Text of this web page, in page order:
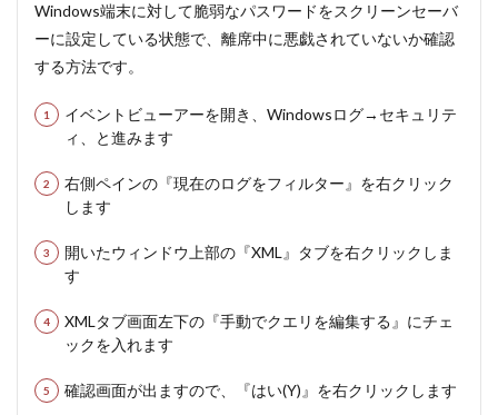
Windows端末に対して脆弱なパスワードをスクリーンセーバ
ーに設定している状態で、離席中に悪戯されていないか確認
する方法です。
イベントビューアーを開き、Windowsログ→セキュリテ
ィ、と進みます
右側ペインの『現在のログをフィルター』を右クリック
します
開いたウィンドウ上部の『XML』タブを右クリックしま
す
XMLタブ画面左下の『手動でクエリを編集する』にチェ
ックを入れます
確認画面が出ますので、『はい(Y)』を右クリックします